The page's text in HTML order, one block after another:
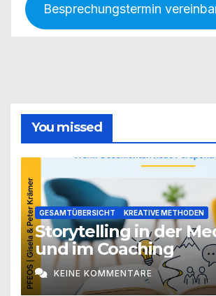
Besprechungstermin
You missed
GESAMTÜBERSICHT KREATIVE METHODEN
Storytelling in der
und im Coaching
KEINE KOMMENTARE